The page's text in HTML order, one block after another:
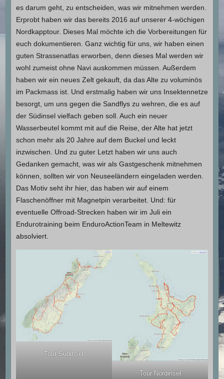
es darum geht, zu entscheiden, was wir mitnehmen werden.
Erprobt haben wir das bereits 2016 auf unserer 4-wöchigen
Nordkapptour. Dieses Mal möchte ich die Vorbereitungen für
euch dokumentieren. Ganz wichtig für uns, wir haben einen
guten Strassenatlas erworben, denn dieses Mal werden wir
wohl zumeist ohne Navi auskommen müssen. Außerdem
haben wir ein neues Zelt gekauft, da das Alte zu voluminös
im Packmass ist. Und erstmalig haben wir uns Insektennetze
besorgt, um uns gegen die Sandflys zu wehren, die es auf
der Südinsel vielfach geben soll. Auch ein neuer
Wasserbeutel kommt mit auf die Reise, der Alte hat jetzt
schon mehr als 20 Jahre auf dem Buckel und leckt
inzwischen. Und zu guter Letzt haben wir uns auch
Gedanken gemacht, was wir als Gastgeschenk mitnehmen
können, sollten wir von Neuseeländern eingeladen werden.
Das Motiv seht ihr hier, das haben wir auf einem
Flaschenöffner mit Magnetpin verarbeitet. Und: für
eventuelle Offroad-Strecken haben wir im Juli ein
Endurotraining beim EnduroActionTeam in Meltewitz
absolviert.
Tour Südinsel
Tour Nordinsel